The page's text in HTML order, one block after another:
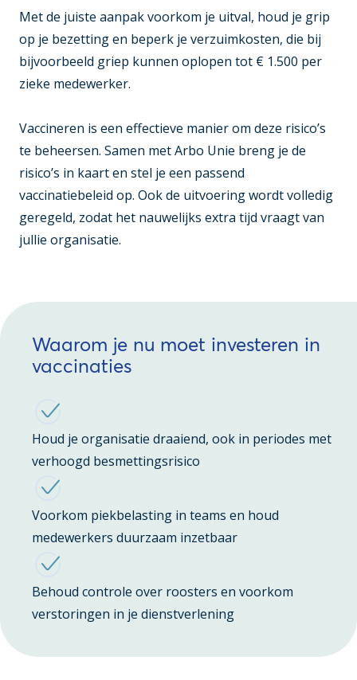
Met de juiste aanpak voorkom je uitval, houd je grip
op je bezetting en beperk je verzuimkosten, die bij
bijvoorbeeld griep kunnen oplopen tot € 1.500 per
zieke medewerker.
Vaccineren is een effectieve manier om deze risico’s
te beheersen. Samen met Arbo Unie breng je de
risico’s in kaart en stel je een passend
vaccinatiebeleid op. Ook de uitvoering wordt volledig
geregeld, zodat het nauwelijks extra tijd vraagt van
jullie organisatie.
Waarom je nu moet investeren in
vaccinaties
Houd je organisatie draaiend, ook in periodes met
verhoogd besmettingsrisico
Voorkom piekbelasting in teams en houd
medewerkers duurzaam inzetbaar
Behoud controle over roosters en voorkom
verstoringen in je dienstverlening